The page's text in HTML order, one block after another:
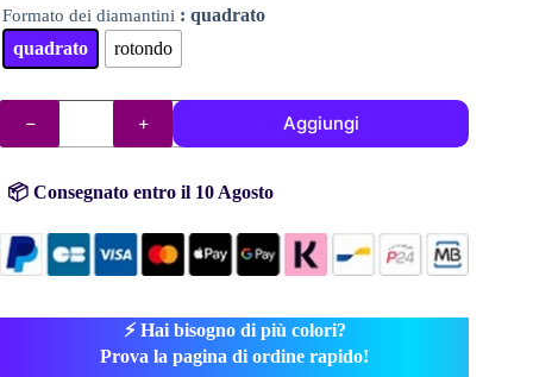
originale
era:
$1.39.
attuale
è:
$1.14.
Formato dei diamantini : quadrato
quadrato
rotondo
DMC
diamantini
(perline)
224
Aggiungi
📦 Consegnato entro il 10 Agosto
⚡ Hai bisogno di più colori?
Prova la pagina di ordine rapido!